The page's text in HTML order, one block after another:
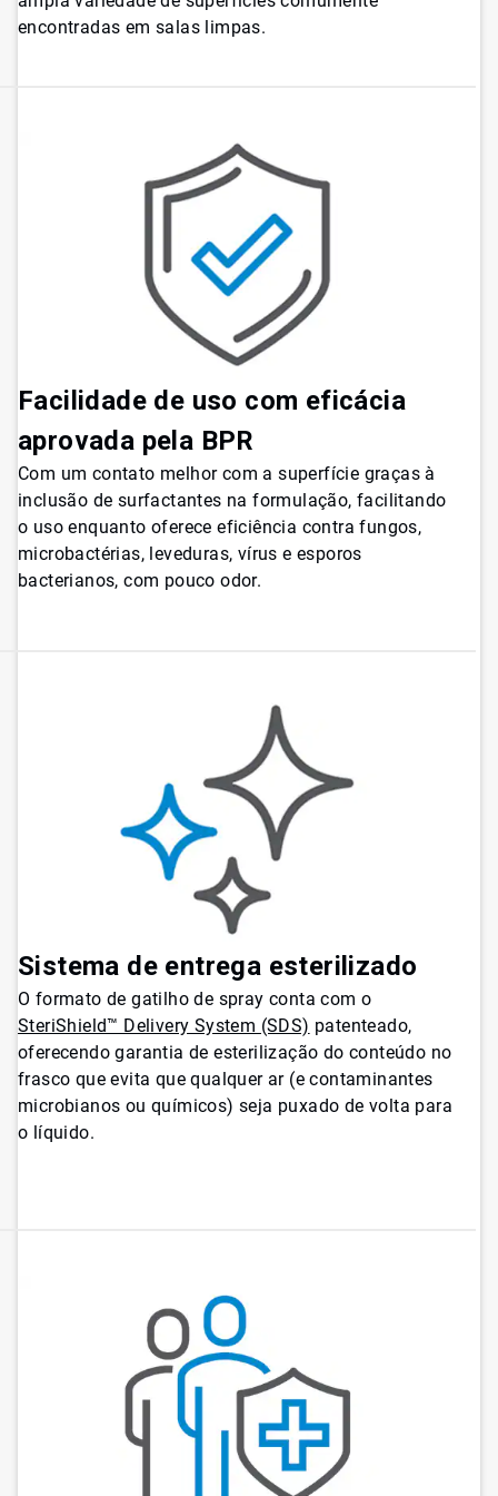
encontradas em salas limpas.
Facilidade de uso com eficácia
aprovada pela BPR
Com um contato melhor com a superfície graças à
inclusão de surfactantes na formulação, facilitando
o uso enquanto oferece eficiência contra fungos,
microbactérias, leveduras, vírus e esporos
bacterianos, com pouco odor.
Sistema de entrega esterilizado
O formato de gatilho de spray conta com o
SteriShield™ Delivery System (SDS) patenteado,
oferecendo garantia de esterilização do conteúdo no
frasco que evita que qualquer ar (e contaminantes
microbianos ou químicos) seja puxado de volta para
o líquido.